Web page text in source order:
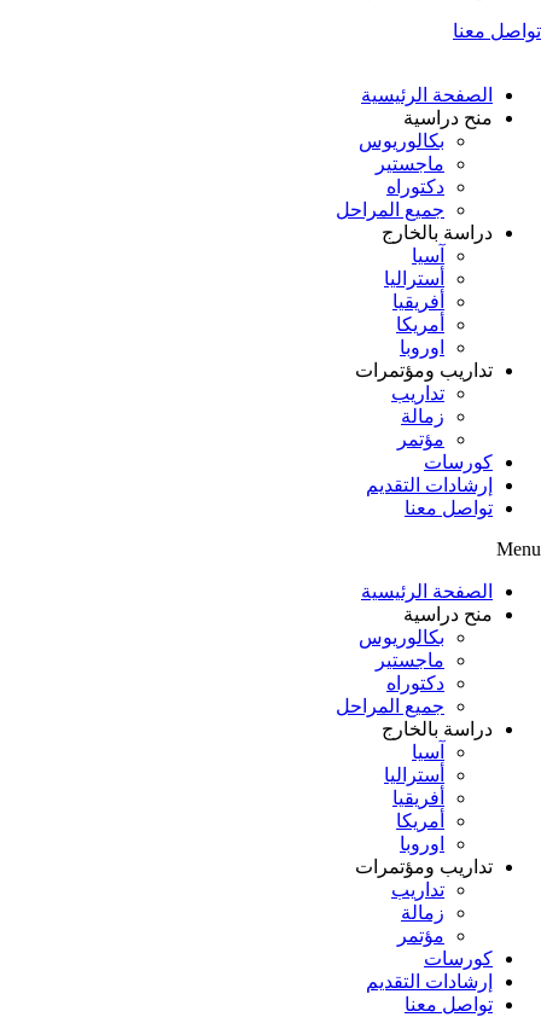
تواصل معنا
الصفحة الرئيسية
منح دراسية
بكالوريوس
ماجستير
دكتوراه
جميع المراحل
دراسة بالخارج
آسيا
أستراليا
أفريقيا
أمريكا
اوروبا
تداريب ومؤتمرات
تداريب
زمالة
مؤتمر
كورسات
إرشادات التقديم
تواصل معنا
Menu
الصفحة الرئيسية
منح دراسية
بكالوريوس
ماجستير
دكتوراه
جميع المراحل
دراسة بالخارج
آسيا
أستراليا
أفريقيا
أمريكا
اوروبا
تداريب ومؤتمرات
تداريب
زمالة
مؤتمر
كورسات
إرشادات التقديم
تواصل معنا